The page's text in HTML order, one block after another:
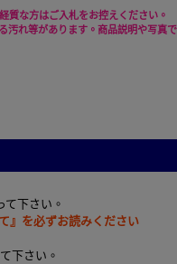
な方はご入札をお控えください。
れ等があります。商品説明や写真
下さい。
』を必ずお読みください
下さい。